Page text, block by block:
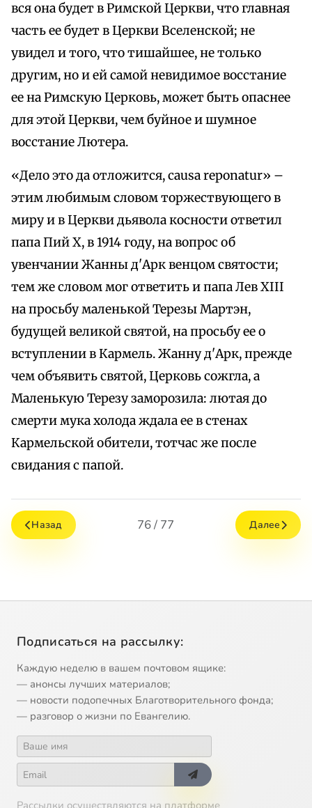
вся она будет в Римской Церкви, что главная
часть ее будет в Церкви Вселенской; не
увидел и того, что тишайшее, не только
другим, но и ей самой невидимое восстание
ее на Римскую Церковь, может быть опаснее
для этой Церкви, чем буйное и шумное
восстание Лютера.
«Дело это да отложится, causa reponatur» –
этим любимым словом торжествующего в
миру и в Церкви дьявола косности ответил
папа Пий X, в 1914 году, на вопрос об
увенчании Жанны д'Арк венцом святости;
тем же словом мог ответить и папа Лев XIII
на просьбу маленькой Терезы Мартэн,
будущей великой святой, на просьбу ее о
вступлении в Кармель. Жанну д'Арк, прежде
чем объявить святой, Церковь сожгла, а
Маленькую Терезу заморозила: лютая до
смерти мука холода ждала ее в стенах
Кармельской обители, тотчас же после
свидания с папой.
Назад 76 / 77 Далее
Подписаться на рассылку:
Каждую неделю в вашем почтовом ящике:
— анонсы лучших материалов;
— новости подопечных Благотворительного фонда;
— разговор о жизни по Евангелию.